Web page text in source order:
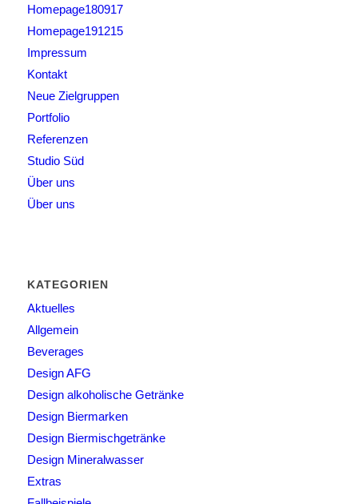
Homepage180917
Homepage191215
Impressum
Kontakt
Neue Zielgruppen
Portfolio
Referenzen
Studio Süd
Über uns
Über uns
KATEGORIEN
Aktuelles
Allgemein
Beverages
Design AFG
Design alkoholische Getränke
Design Biermarken
Design Biermischgetränke
Design Mineralwasser
Extras